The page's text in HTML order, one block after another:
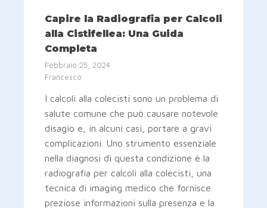
Capire la Radiografia per Calcoli
alla Cistifellea: Una Guida
Completa
Febbraio 25, 2024
Francesco
I calcoli alla colecisti sono un problema di
salute comune che può causare notevole
disagio e, in alcuni casi, portare a gravi
complicazioni. Uno strumento essenziale
nella diagnosi di questa condizione è la
radiografia per calcoli alla colecisti, una
tecnica di imaging medico che fornisce
preziose informazioni sulla presenza e la